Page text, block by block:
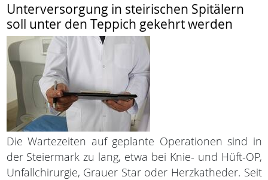
Unterversorgung in steirischen Spitälern
soll unter den Teppich gekehrt werden
Die Wartezeiten auf geplante Operationen sind in
der Steiermark zu lang, etwa bei Knie- und Hüft-OP,
Unfallchirurgie, Grauer Star oder Herzkatheder. Seit